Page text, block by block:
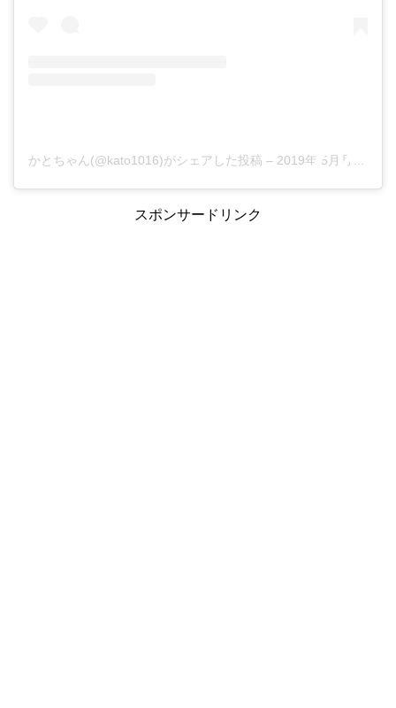
かとちゃん(@kato1016)がシェアした投稿 – 2019年 5月月11日午前6時34分PDT
スポンサードリンク